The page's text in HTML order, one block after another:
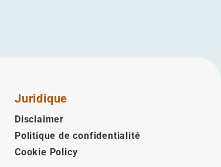
Juridique
Disclaimer
Politique de confidentialité
Cookie Policy